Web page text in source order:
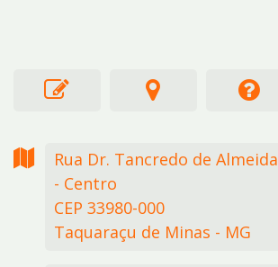
Rua Dr. Tancredo de
- Centro
CEP 33980-000
Taquaraçu de Minas - MG